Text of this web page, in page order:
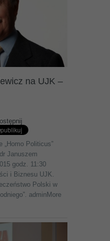
na UJK –
„Homo Politicus”
Januszem
godz. 11:30
i Biznesu UJK.
Polski w
adminMore